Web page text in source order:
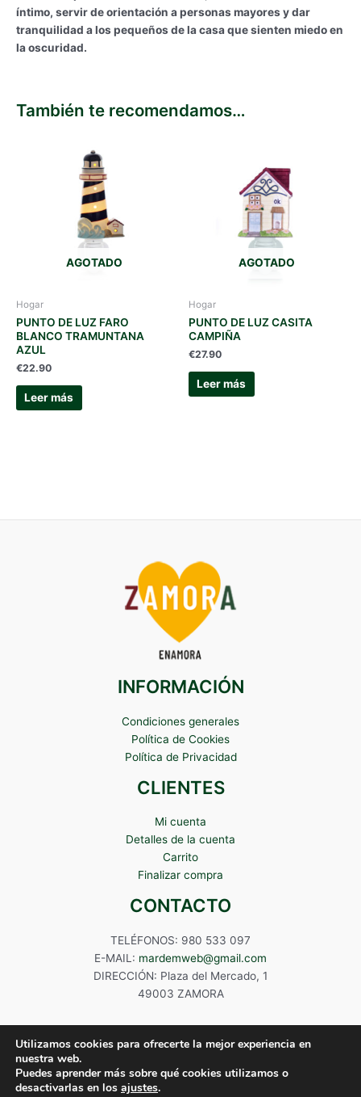
íntimo, servir de orientación a personas mayores y dar
tranquilidad a los pequeños de la casa que sienten miedo en
la oscuridad.
También te recomendamos…
AGOTADO
Hogar
PUNTO DE LUZ FARO
BLANCO TRAMUNTANA
AZUL
€22.90
Leer más
AGOTADO
Hogar
PUNTO DE LUZ CASITA
CAMPIÑA
€27.90
Leer más
INFORMACIÓN
Condiciones generales
Política de Cookies
Política de Privacidad
CLIENTES
Mi cuenta
Detalles de la cuenta
Carrito
Finalizar compra
CONTACTO
TELÉFONOS: 980 533 097
E-MAIL: mardemweb@gmail.com
DIRECCIÓN: Plaza del Mercado, 1
49003 ZAMORA
Copyright © 2024 Mardem
Utilizamos cookies para ofrecerte la mejor experiencia en
nuestra web.
Puedes aprender más sobre qué cookies utilizamos o
desactivarlas en los ajustes.